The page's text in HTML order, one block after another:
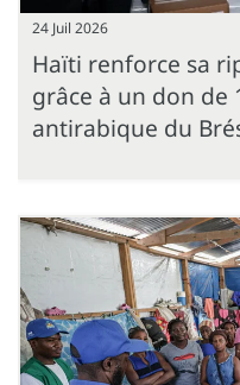
24 Juil 2026
Haïti renforce sa
grâce à un don de
antirabique du